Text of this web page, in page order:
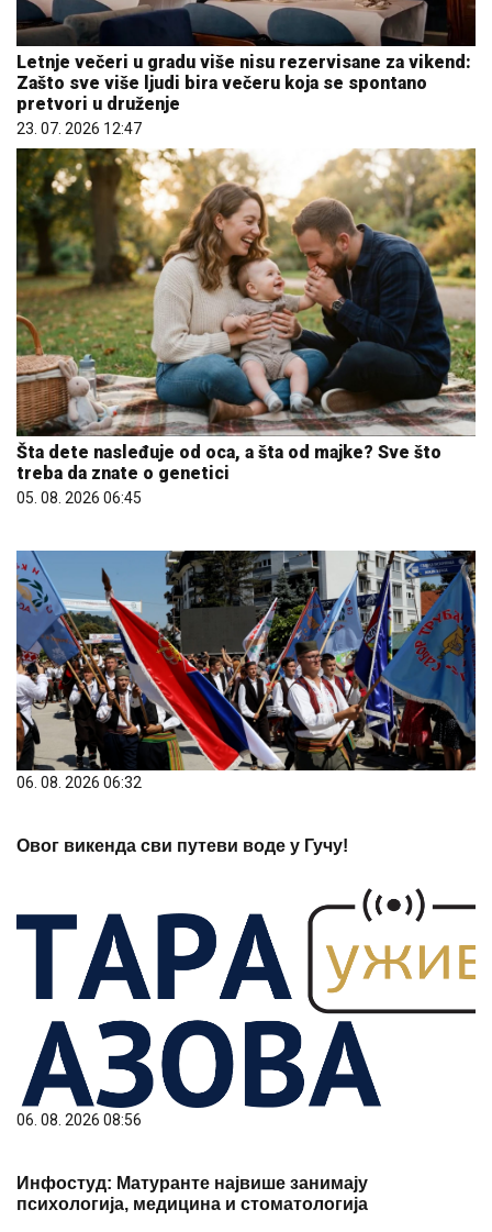
Letnje večeri u gradu više nisu rezervisane za vikend:
Zašto sve više ljudi bira večeru koja se spontano
pretvori u druženje
23. 07. 2026 12:47
Šta dete nasleđuje od oca, a šta od majke? Sve što
treba da znate o genetici
05. 08. 2026 06:45
06. 08. 2026 06:32
Овог викенда сви путеви воде у Гучу!
06. 08. 2026 08:56
Инфостуд: Матуранте највише занимају
психологија, медицина и стоматологија